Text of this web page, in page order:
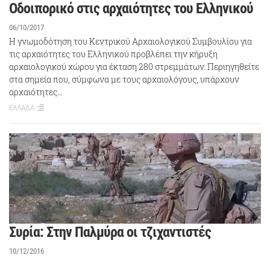
Οδοιπορικό στις αρχαιότητες του Eλληνικού
06/10/2017
Η γνωμοδότηση του Κεντρικού Αρχαιολογικού Συμβουλίου για
τις αρχαιότητες του Ελληνικού προβλέπει την κήρυξη
αρχαιολογικού χώρου για έκταση 280 στρεμμάτων. Περιηγηθείτε
στα σημεία που, σύμφωνα με τους αρχαιολόγους, υπάρχουν
αρχαιότητες…
ΕΛΛΑΔΑ
Συρία: Στην Παλμύρα οι τζιχαντιστές
10/12/2016